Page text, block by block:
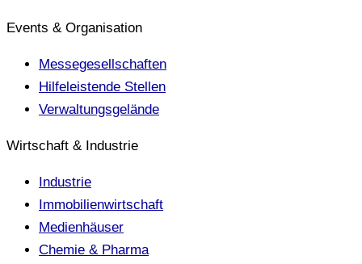
Events & Organisation
Messegesellschaften
Hilfeleistende Stellen
Verwaltungsgelände
Wirtschaft & Industrie
Industrie
Immobilienwirtschaft
Medienhäuser
Chemie & Pharma